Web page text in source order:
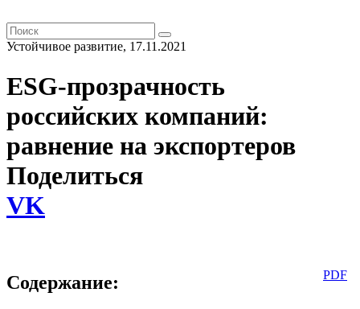
Устойчивое развитие, 17.11.2021
ESG-прозрачность
российских компаний:
равнение на экспортеров
Поделиться
VK
PDF
Содержание: